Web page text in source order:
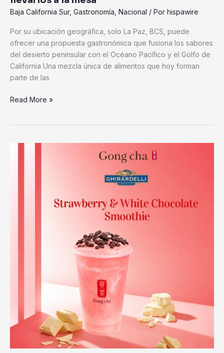
Baja California Sur, Gastronomía, Nacional / Por hispawire
Por su ubicación geográfica, solo La Paz, BCS, puede
ofrecer una propuesta gastronómica que fusiona los sabores
del desierto peninsular con el Océano Pacífico y el Golfo de
California Una mezcla única de alimentos que hoy forman
parte de las
a
mesa
Read More »